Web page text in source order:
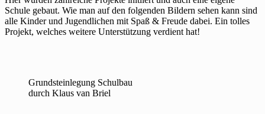
Schule gebaut. Wie man auf den folgenden Bildern sehen kann sind
alle Kinder und Jugendlichen mit Spaß & Freude dabei. Ein tolles
Projekt, welches weitere Unterstützung verdient hat!
Grundsteinlegung Schulbau
durch Klaus van Briel